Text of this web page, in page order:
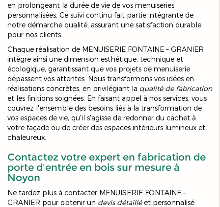
en prolongeant la durée de vie de vos menuiseries
personnalisées. Ce suivi continu fait partie intégrante de
notre démarche qualité, assurant une satisfaction durable
pour nos clients.
Chaque réalisation de MENUISERIE FONTAINE – GRANIER
intègre ainsi une dimension esthétique, technique et
écologique, garantissant que vos projets de menuiserie
dépassent vos attentes. Nous transformons vos idées en
réalisations concrètes, en privilégiant la qualité de fabrication
et les finitions soignées. En faisant appel à nos services, vous
couvrez l'ensemble des besoins liés à la transformation de
vos espaces de vie, qu'il s'agisse de redonner du cachet à
votre façade ou de créer des espaces intérieurs lumineux et
chaleureux.
Contactez votre expert en fabrication de
porte d'entrée en bois sur mesure à
Noyon
Ne tardez plus à contacter MENUISERIE FONTAINE –
GRANIER pour obtenir un devis détailléet personnalisé.